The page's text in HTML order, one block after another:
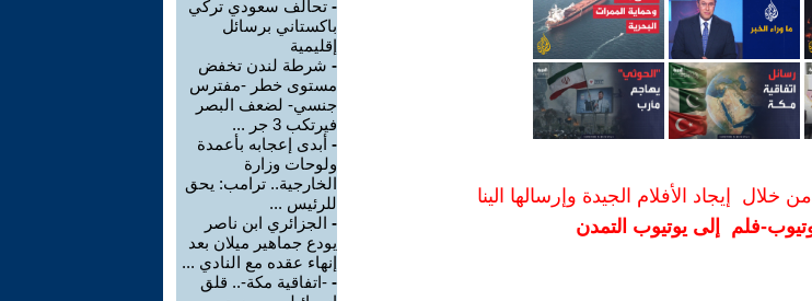
خلال إيجاد الأفلام الجيدة وإرسالها الينا
فلم إلى يوتيوب التمدن
- تحالف سعودي تركي
باكستاني برسائل
إقليمية
- شرطة لندن تخفض
مستوى خطر -مفترس
جنسي- لضعف البصر
فيرتكب 3 جر ...
- أبدى إعجابه بأعمدة
ولوحات وزارة
الخارجية.. ترامب: يحق
للرئيس ...
- الجزائري ابن ناصر
يودع جماهير ميلان بعد
إنهاء عقده مع النادي ...
- -اتفاقية مكة-.. قلق